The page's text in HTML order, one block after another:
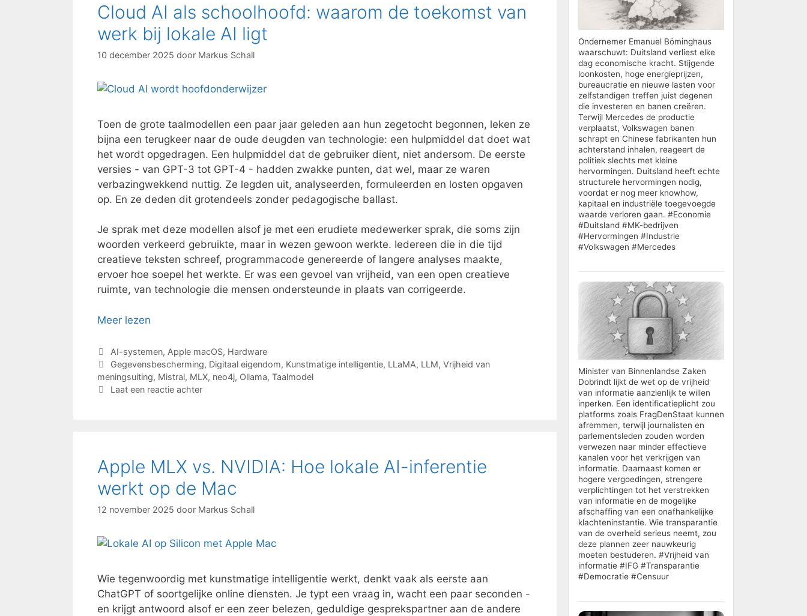
Cloud AI als schoolhoofd: waarom de toekomst van
werk bij lokale AI ligt
10 december 2025 door Markus Schall
Toen de grote taalmodellen een paar jaar geleden aan hun zegetocht begonnen, leken ze
bijna een terugkeer naar de oude deugden van technologie: een hulpmiddel dat doet wat
het wordt opgedragen. Een hulpmiddel dat de gebruiker dient, niet andersom. De eerste
versies - van GPT-3 tot GPT-4 - hadden zwakke punten, dat wel, maar ze waren
verbazingwekkend nuttig. Ze legden uit, analyseerden, formuleerden en losten opgaven
op. En ze deden dit grotendeels zonder pedagogische ballast.
Je sprak met deze modellen alsof je met een erudiete medewerker sprak, die soms zijn
woorden verkeerd gebruikte, maar in wezen gewoon werkte. Iedereen die in die tijd
creatieve teksten schreef, programmacode genereerde of langere analyses maakte,
ervoer hoe soepel het werkte. Er was een gevoel van vrijheid, van een open creatieve
ruimte, van technologie die mensen ondersteunde in plaats van corrigeerde.
Meer lezen
Categorieën
AI-systemen, Apple macOS, Hardware
Tags
Gegevensbescherming, Digitaal eigendom, Kunstmatige intelligentie, LLaMA, LLM, Vrijheid van
meningsuiting, Mistral, MLX, neo4j, Ollama, Taalmodel
Laat een reactie achter
Apple MLX vs. NVIDIA: Hoe lokale AI-inferentie
werkt op de Mac
12 november 2025 door Markus Schall
Wie tegenwoordig met kunstmatige intelligentie werkt, denkt vaak als eerste aan
ChatGPT of soortgelijke online diensten. Je typt een vraag in, wacht een paar seconden -
en krijgt antwoord alsof er een zeer belezen, geduldige gesprekspartner aan de andere
Ondernemer Emanuel Böminghaus
waarschuwt: Duitsland verliest elke
dag economische kracht. Stijgende
loonkosten, hoge energieprijzen,
bureaucratie en nieuwe lasten voor
zelfstandigen treffen juist degenen
die investeren en banen creëren.
Terwijl Mercedes de productie
verplaatst, Volkswagen banen
schrapt en Chinese fabrikanten hun
achterstand inhalen, reageert de
politiek slechts met kleine
hervormingen. Duitsland heeft echte
structurele hervormingen nodig,
voordat er nog meer knowhow,
kapitaal en industriële toegevoegde
waarde verloren gaan. #Economie
#Duitsland #MK-bedrijven
#Hervormingen #Industrie
#Volkswagen #Mercedes
Minister van Binnenlandse Zaken
Dobrindt lijkt de wet op de vrijheid
van informatie aanzienlijk te willen
inperken. Een identificatieplicht zou
platforms zoals FragDenStaat kunnen
afremmen, terwijl journalisten en
parlementsleden zouden worden
verwezen naar minder effectieve
kanalen voor het verkrijgen van
informatie. Daarnaast komen er
hogere vergoedingen, strengere
verplichtingen tot het verstrekken
van informatie en de mogelijke
afschaffing van een onafhankelijke
klachteninstantie. Wie transparantie
van de overheid serieus neemt, zou
deze plannen zeer nauwkeurig
moeten bestuderen. #Vrijheid van
informatie #IFG #Transparantie
#Democratie #Censuur